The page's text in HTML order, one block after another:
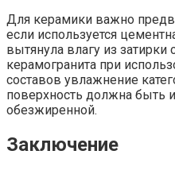
Для керамики важно
если используется
вытянула влагу из
керамогранита при
составов увлажнение
поверхность должна быть
обезжиренной.
Заключение